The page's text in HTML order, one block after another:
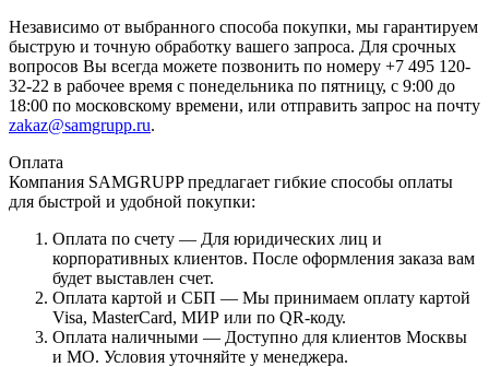
Независимо от выбранного способа покупки, мы гарантируем
быструю и точную обработку вашего запроса. Для срочных
вопросов Вы всегда можете позвонить по номеру +7 495 120-
32-22 в рабочее время с понедельника по пятницу, с 9:00 до
18:00 по московскому времени, или отправить запрос на почту
zakaz@samgrupp.ru.
Оплата
Компания SAMGRUPP предлагает гибкие способы оплаты
для быстрой и удобной покупки:
Оплата по счету — Для юридических лиц и
корпоративных клиентов. После оформления заказа вам
будет выставлен счет.
Оплата картой и СБП — Мы принимаем оплату картой
Visa, MasterCard, МИР или по QR-коду.
Оплата наличными — Доступно для клиентов Москвы
и МО. Условия уточняйте у менеджера.